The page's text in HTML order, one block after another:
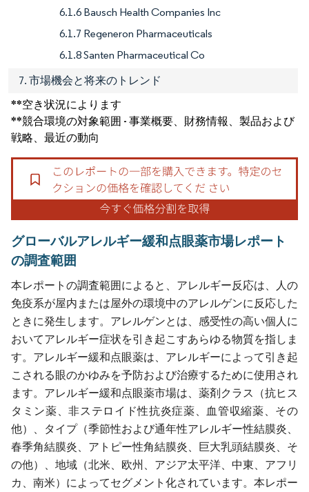
6.1.6 Bausch Health Companies Inc
6.1.7 Regeneron Pharmaceuticals
6.1.8 Santen Pharmaceutical Co
7. 市場機会と将来のトレンド
**空き状況によります
**競合環境の対象範囲 - 事業概要、財務情報、製品および
戦略、最近の動向
グローバルアレルギー緩和点眼薬市場レポート
の調査範囲
本レポートの調査範囲によると、アレルギー反応は、人の
免疫系が屋内または屋外の環境中のアレルゲンに反応した
ときに発生します。アレルゲンとは、感受性の高い個人に
おいてアレルギー症状を引き起こすあらゆる物質を指しま
す。アレルギー緩和点眼薬は、アレルギーによって引き起
こされる眼のかゆみを予防および治療するために使用され
ます。アレルギー緩和点眼薬市場は、薬剤クラス（抗ヒス
タミン薬、非ステロイド性抗炎症薬、血管収縮薬、その
他）、タイプ（季節性および通年性アレルギー性結膜炎、
春季角結膜炎、アトピー性角結膜炎、巨大乳頭結膜炎、そ
の他）、地域（北米、欧州、アジア太平洋、中東、アフリ
カ、南米）によってセグメント化されています。本レポー